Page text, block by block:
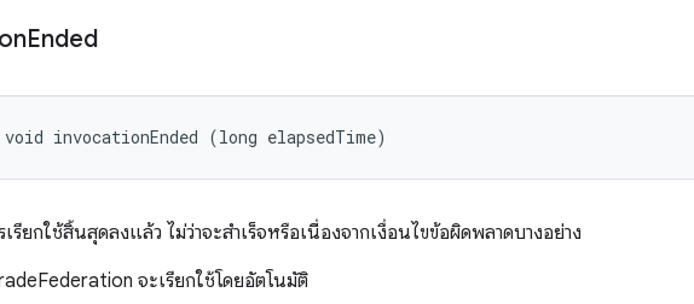
Ended
invocationEnded (long elapsedTime)
เรียกใช้สิ้นสุดลงแล้ว ไม่ว่าจะสำเร็จหรือเนื่องจากเงื่อนไขข้อผิดพลาดบางอย่าง
จะเรียกใช้โดยอัตโนมัติ